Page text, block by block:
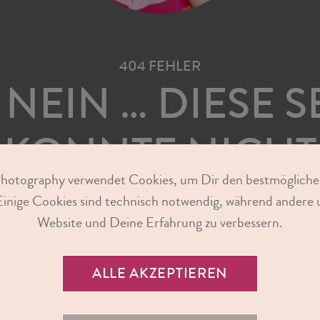
404 FEHLER
… DIESE
KONNTE NICHT
unserenHilfebereich– Dort findest
studioline und Antworten auf vielen Fragen.
verwendet Cookies, um Dir den
Cookies sind technisch notwendig, während andere
Website und Deine Erfahrung zu verbessern.
ALLE AKZEPTIEREN